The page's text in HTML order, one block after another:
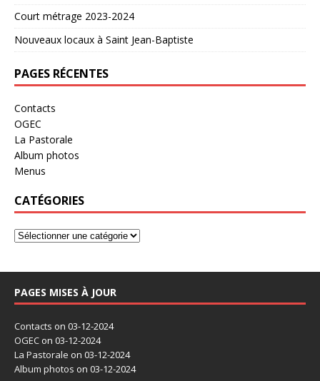
Court métrage 2023-2024
Nouveaux locaux à Saint Jean-Baptiste
PAGES RÉCENTES
Contacts
OGEC
La Pastorale
Album photos
Menus
CATÉGORIES
PAGES MISES À JOUR
Contacts on 03-12-2024
OGEC on 03-12-2024
La Pastorale on 03-12-2024
Album photos on 03-12-2024